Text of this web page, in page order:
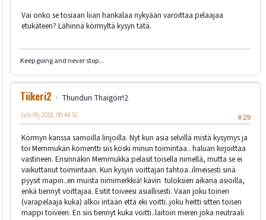
Vai onko se tosiaan liian hankalaa nykyään varoittaa pelaajaa
etukäteen? Lähinnä körmyltä kysyn tätä.
Keep going and never stop...
Tiikeri2
Thunduri Thaigörr!2
#29
July 09, 2018, 00:44:52
Körmyn kanssa samoilla linjoilla. Nyt kun asia selvillä mistä kysymys ja
toi Memmukan komentti siis koski minun toimintaa.. haluan kirjoittaa
vastineen. Ensinnäkin Memmukka pelasit toisella nimellä, mutta se ei
vaikuttanut toimintaan. Kun kysyin voittajan tahtoa..ilmeisesti sinä
pyysit mapin..en muista nimimerkkiä! kävin tuloksien aikana asioilla,
enkä tiennyt voittajaa. Esitit toiveesi asiallisesti. Vaan joku toinen
(varapelaaja kuka) alkoi intään että eki voitti..joku heitti sitten toisen
mappi toiveen. En siis tiennyt kuka voitti..laitoin meren joka neutraali